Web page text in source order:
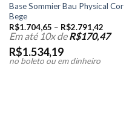
Base Sommier Bau Physical Cor
Bege
R$1.704,65 – R$2.791,42
Em até 10x deR$170,47
R$1.534,19
no boleto ou em dinheiro